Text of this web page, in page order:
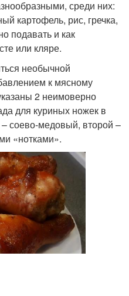
среди них:
картофель, рис, гречка,
подавать и как
или кляре.
необычной
к мясному
2 неимоверно
для куриных ножек в
– соево-медовый, второй –
«нотками».